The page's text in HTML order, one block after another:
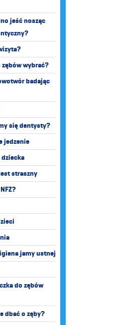
jeść nosząc
zębów wybrać?
badając
się dentysty?
jedzenie
dziecka
straszny
jamy ustnej
do zębów
dbać o zęby?